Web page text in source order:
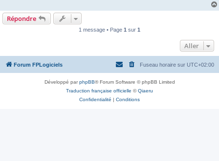
Répondre
1 message • Page 1 sur 1
Aller
Forum FPLogiciels Fuseau horaire sur UTC+02:00
Développé parphpBB® Forum Software © phpBB Limited
Traduction française officielle ©Qiaeru
Confidentialité | Conditions